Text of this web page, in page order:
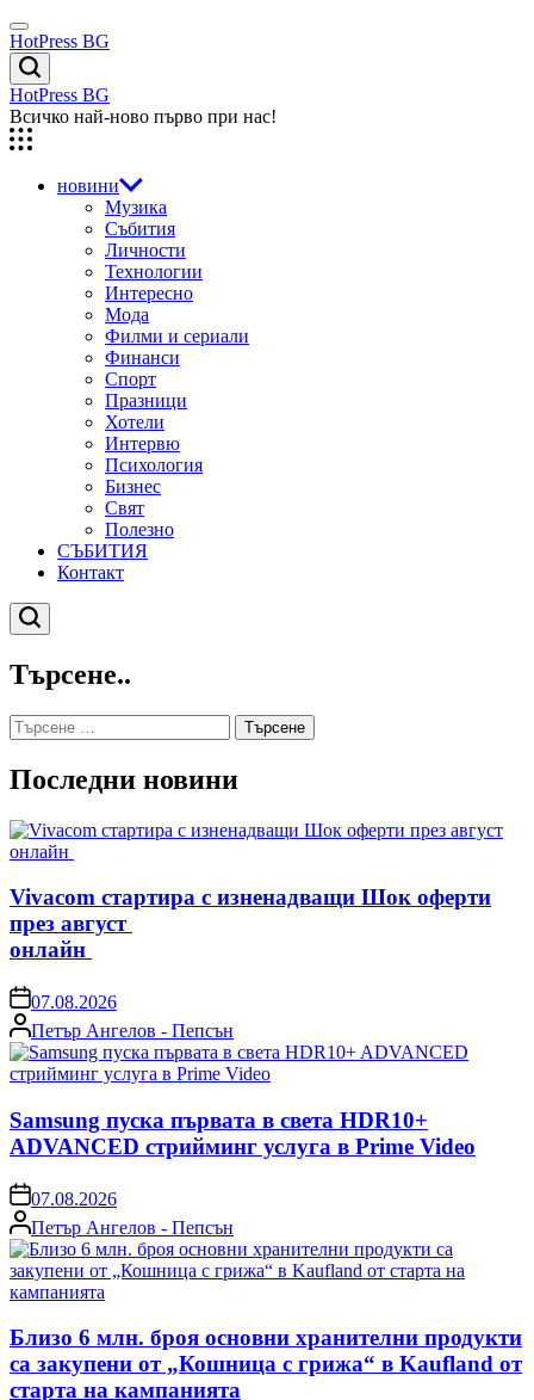
Skip
to
content
Menu
HotPress BG
Търсене
HotPress BG
Всичко най-ново първо при нас!
новини
Музика
Събития
Личности
Технологии
Интересно
Мода
Филми и сериали
Финанси
Спорт
Празници
Хотели
Интервю
Психология
Бизнес
Свят
Полезно
СЪБИТИЯ
Контакт
Търсене
Търсене..
Търсене
за:
Последни новини
Vivacom стартира с изненадващи Шок оферти
през август
онлайн
on07.08.2026
Posted
by
Петър Ангелов - Пепсън
Samsung пуска първата в света HDR10+
ADVANCED стрийминг услуга в Prime Video
on07.08.2026
Posted
by
Петър Ангелов - Пепсън
Близо 6 млн. броя основни хранителни продукти
са закупени от „Кошница с грижа“ в Kaufland от
старта на кампанията